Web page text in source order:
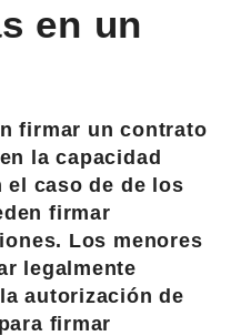
en un
firmar un contrato
la capacidad
el caso de de los
firmar
Los menores
legalmente
autorización de
firmar